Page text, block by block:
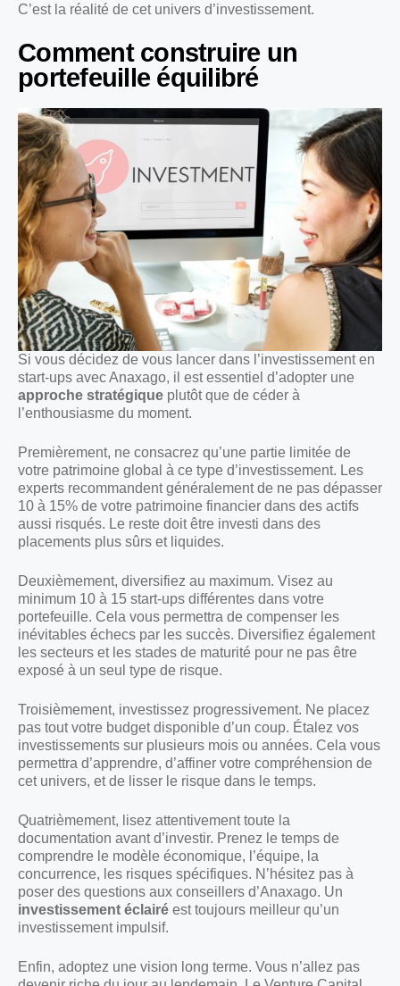
C’est la réalité de cet univers d’investissement.
Comment construire un
portefeuille équilibré
Si vous décidez de vous lancer dans l’investissement en
start-ups avec Anaxago, il est essentiel d’adopter une
approche stratégique plutôt que de céder à
l’enthousiasme du moment.
Premièrement, ne consacrez qu’une partie limitée de
votre patrimoine global à ce type d’investissement. Les
experts recommandent généralement de ne pas dépasser
10 à 15% de votre patrimoine financier dans des actifs
aussi risqués. Le reste doit être investi dans des
placements plus sûrs et liquides.
Deuxièmement, diversifiez au maximum. Visez au
minimum 10 à 15 start-ups différentes dans votre
portefeuille. Cela vous permettra de compenser les
inévitables échecs par les succès. Diversifiez également
les secteurs et les stades de maturité pour ne pas être
exposé à un seul type de risque.
Troisièmement, investissez progressivement. Ne placez
pas tout votre budget disponible d’un coup. Étalez vos
investissements sur plusieurs mois ou années. Cela vous
permettra d’apprendre, d’affiner votre compréhension de
cet univers, et de lisser le risque dans le temps.
Quatrièmement, lisez attentivement toute la
documentation avant d’investir. Prenez le temps de
comprendre le modèle économique, l’équipe, la
concurrence, les risques spécifiques. N’hésitez pas à
poser des questions aux conseillers d’Anaxago. Un
investissement éclairé est toujours meilleur qu’un
investissement impulsif.
Enfin, adoptez une vision long terme. Vous n’allez pas